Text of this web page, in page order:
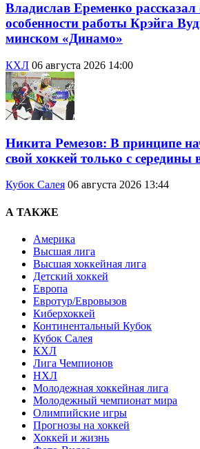
Владислав Еременко
особенности работы Крэйга
минском «Динамо»
КХЛ 06 августа 2026 14:00
Никита Ремезов: В принципе
свой хоккей только с середины
Кубок Салея 06 августа 2026 13:44
А ТАКЖЕ
Америка
Высшая лига
Высшая хоккейная лига
Детский хоккей
Европа
Евротур/Евровызов
Киберхоккей
Континентальный Кубок
Кубок Салея
КХЛ
Лига Чемпионов
НХЛ
Молодежная хоккейная лига
Молодежный чемпионат мира
Олимпийские игры
Прогнозы на хоккей
Хоккей и жизнь